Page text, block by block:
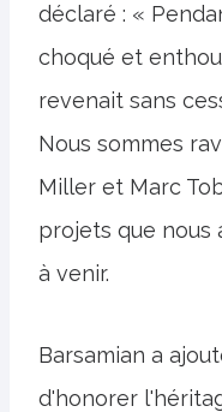
déclaré : «
choqué et
revenait sans
Nous sommes
Miller et Marc
projets que nous
à venir.
Barsamian a
d'honorer